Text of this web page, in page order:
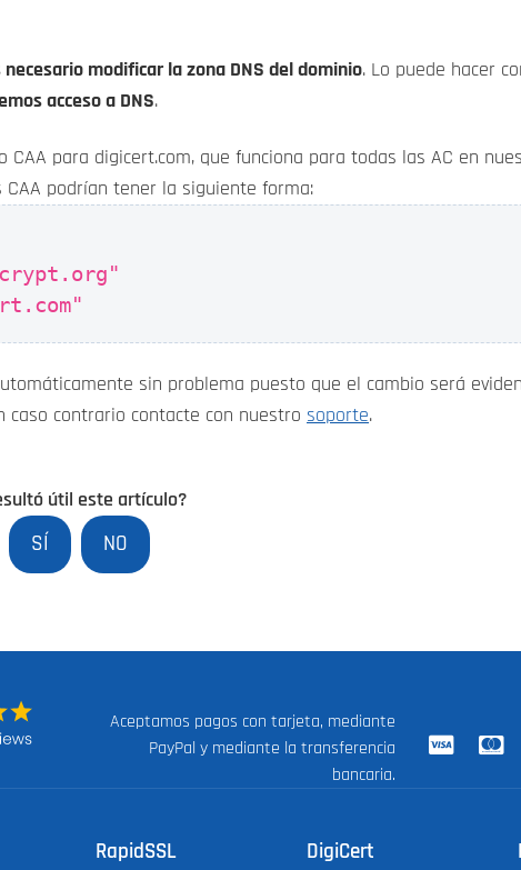
necesario modificar la zona DNS del dominio. Lo puede hacer
acceso a DNS.
para digicert.com, que funciona para todas las AC en
podrían tener la siguiente forma:
sin problema puesto que el cambio será
caso contrario contacte con nuestro soporte.
útil este artículo?
SÍ NO
Aceptamos pagos con tarjeta, mediante
PayPal y mediante la transferencia
bancaria.
RapidSSL DigiCert